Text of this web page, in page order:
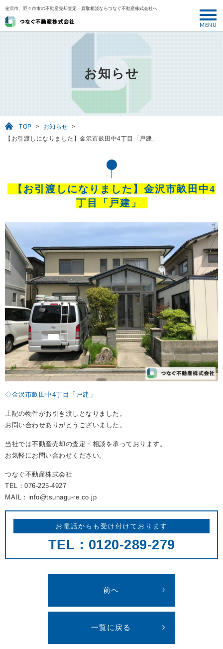
金沢市、野々市市の不動産売却査定・買取相談ならつなぐ不動産株式会社へ
MENU
BUY
買いたい
つなぐ不動産株式会社が
COMPANY
会社案内
お知らせ
TOP > お知らせ >
【お引渡しになりました】金沢市畝田中4丁目「戸建」
【お引渡しになりました】金沢市畝田中4
丁目「戸建」
◇金沢市畝田中4丁目「戸建」
上記の物件がお引き渡しとなりました。
お問い合わせありがとうございました。
当社では不動産売却の査定・相談を承っております。
お気軽にお問い合わせください。
つなぐ不動産株式会社
TEL：076-225-4927
MAIL：info@tsunagu-re.co.jp
お電話からも受け付けております
TEL：0120-289-279
前へ
一覧に戻る